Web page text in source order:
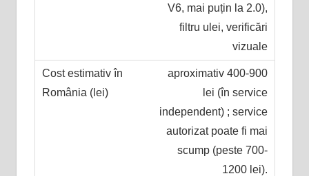
V6, mai puțin la 2.0),
filtru ulei, verificări
vizuale
aproximativ 400-900
lei (în service
independent) ; service
autorizat poate fi mai
scump (peste 700-
1200 lei).